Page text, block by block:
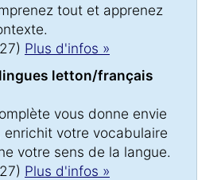
tout et apprenez
Plus d'infos »
letton/français
vous donne envie
enrichit votre vocabulaire
votre sens de la langue.
Plus d'infos »